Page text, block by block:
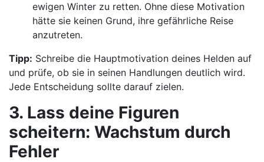
ewigen Winter zu retten. Ohne diese Motivation
hätte sie keinen Grund, ihre gefährliche Reise
anzutreten.
Tipp: Schreibe die Hauptmotivation deines Helden auf
und prüfe, ob sie in seinen Handlungen deutlich wird.
Jede Entscheidung sollte darauf zielen.
3. Lass deine Figuren
scheitern: Wachstum durch
Fehler